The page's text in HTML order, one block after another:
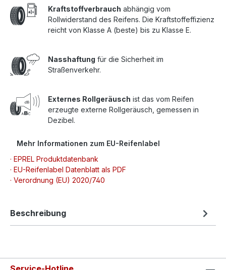
Kraftstoffverbrauch abhängig vom
Rollwiderstand des Reifens. Die Kraftstoffeffizienz
reicht von Klasse A (beste) bis zu Klasse E.
Nasshaftung für die Sicherheit im
Straßenverkehr.
Externes Rollgeräusch ist das vom Reifen
erzeugte externe Rollgeräusch, gemessen in
Dezibel.
Mehr Informationen zum EU-Reifenlabel
· EPREL Produktdatenbank
· EU-Reifenlabel Datenblatt als PDF
· Verordnung (EU) 2020/740
Beschreibung